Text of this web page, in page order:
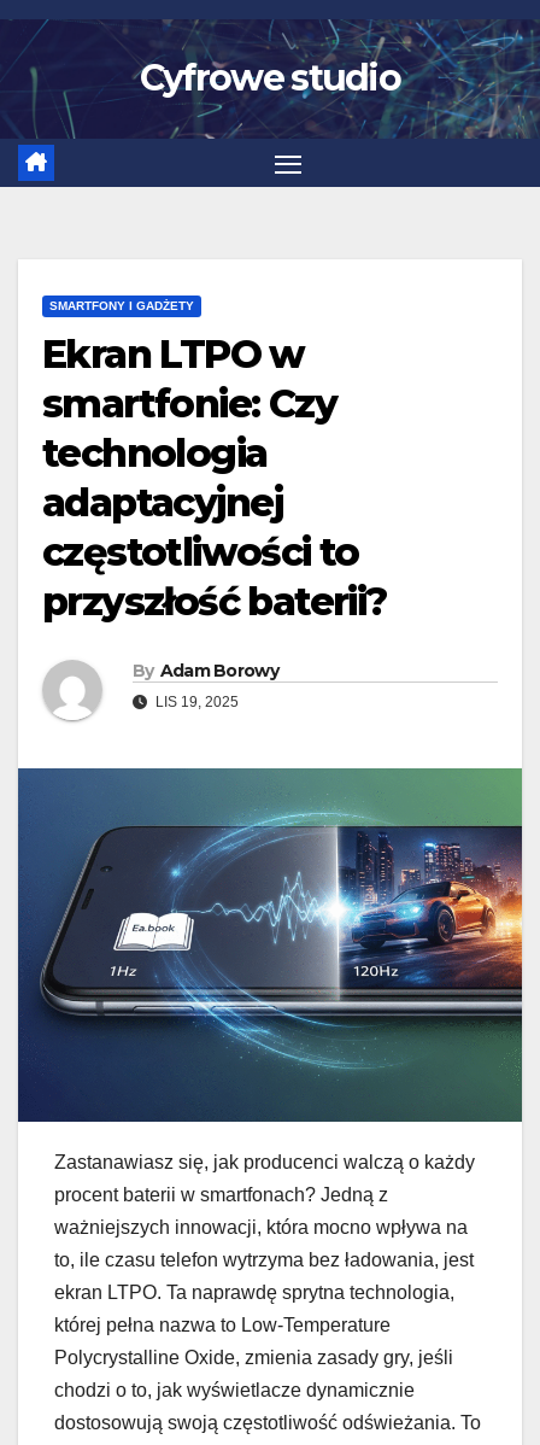
Skip
content
Cyfrowe studio
SMARTFONY I GADŻETY
Ekran LTPO w
smartfonie: Czy
technologia
adaptacyjnej
częstotliwości to
przyszłość baterii?
By Adam Borowy
LIS 19, 2025
Zastanawiasz się, jak producenci walczą o każdy
procent baterii w smartfonach? Jedną z
ważniejszych innowacji, która mocno wpływa na
to, ile czasu telefon wytrzyma bez ładowania, jest
ekran LTPO. Ta naprawdę sprytna technologia,
której pełna nazwa to Low-Temperature
Polycrystalline Oxide, zmienia zasady gry, jeśli
chodzi o to, jak wyświetlacze dynamicznie
dostosowują swoją częstotliwość odświeżania. To